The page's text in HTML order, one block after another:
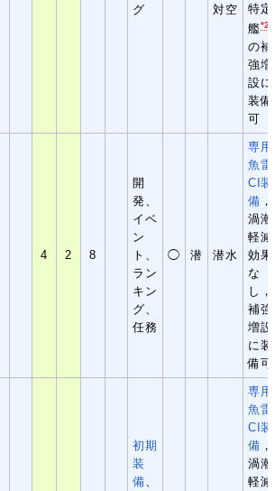
グ 対空
特定
艦*2
の補
強増
設に
装備
可
4 2 8
開
発、
イベ
ン
ト、
ラン
キン
グ、
任務
◯ 潜 潜水
専用
魚雷
CI装
備 ，
渦潮
軽減
効果
な
し，
補強
増設
に装
備可
初期
装
備
専用
魚雷
CI装
備 ，
渦潮
軽減